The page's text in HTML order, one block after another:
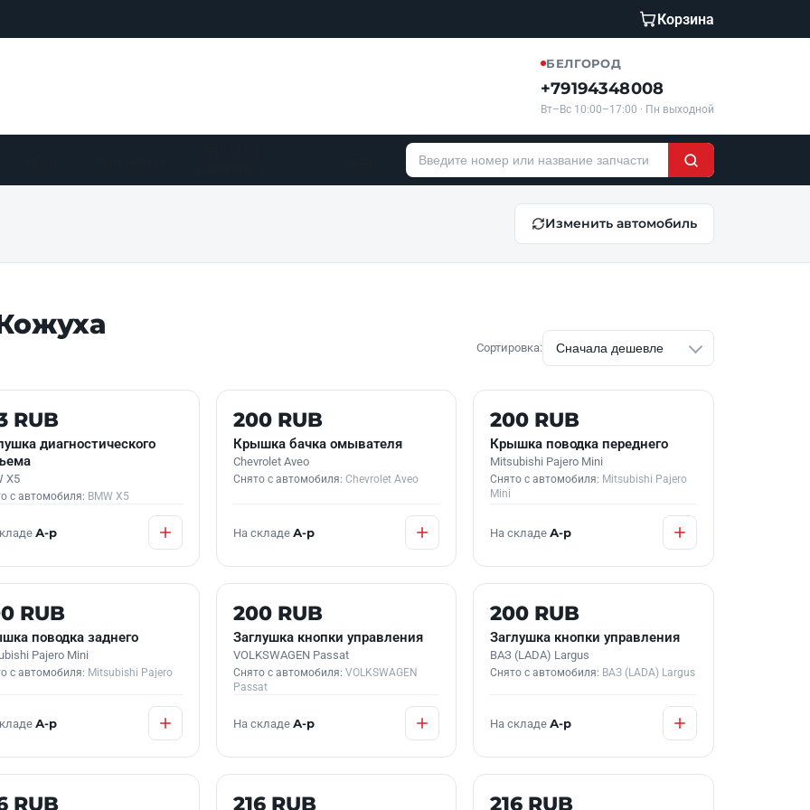
Корзина
БЕЛГОРОД
+79194348008
Вт–Вс 10:00–17:00 · Пн выходной
Изменить автомобиль
Сортировка:
НАЛИЧИИ
RUB
диагностического
X5
с автомобиля: BMW X5
А-р
Б/У В НАЛИЧИИ
200 RUB
Крышка бачка омывателя
Chevrolet Aveo
Снято с автомобиля: Chevrolet Aveo
На складе А-р
Б/У В НАЛИЧИИ
200 RUB
Крышка поводка переднего
Mitsubishi Pajero Mini
Снято с автомобиля: Mitsubishi Pajero
Mini
На складеА-р
НАЛИЧИИ
RUB
поводка заднего
Pajero Mini
с автомобиля: Mitsubishi Pajero
А-р
Б/У В НАЛИЧИИ
200 RUB
Заглушка кнопки управления
VOLKSWAGEN Passat
Снято с автомобиля: VOLKSWAGEN
Passat
На складе А-р
Б/У В НАЛИЧИИ
200 RUB
Заглушка кнопки управления
ВАЗ (LADA) Largus
Снято с автомобиля: ВАЗ (LADA) Largus
На складеА-р
НАЛИЧИИ
RUB Б/У В НАЛИЧИИ
216 RUB Б/У В НАЛИЧИИ
216 RUB